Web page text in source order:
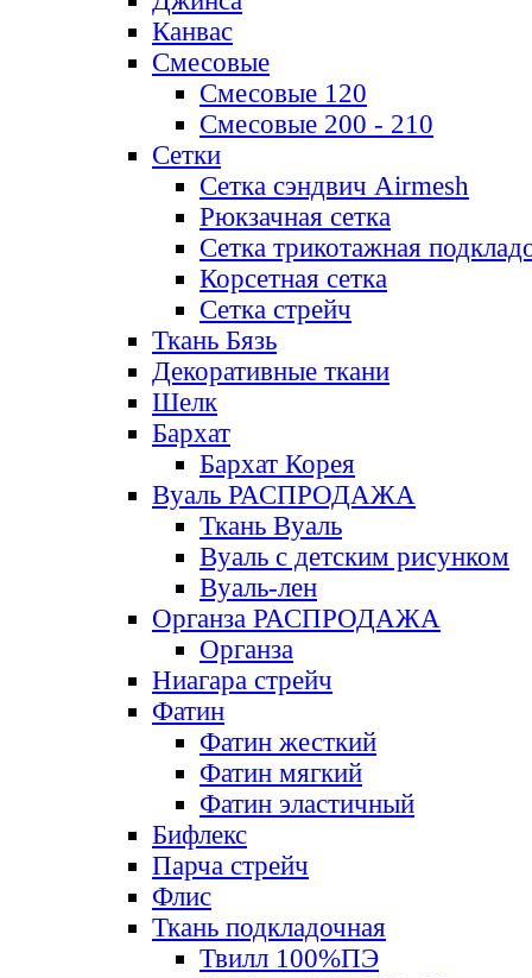
Канвас
Смесовые
Смесовые 120
Смесовые 200 - 210
Сетки
Сетка сэндвич Airmesh
Рюкзачная сетка
Сетка трикотажная
Корсетная сетка
Сетка стрейч
Ткань Бязь
Декоративные ткани
Шелк
Бархат
Бархат Корея
Вуаль РАСПРОДАЖА
Ткань Вуаль
Вуаль с детским рисунком
Вуаль-лен
Органза РАСПРОДАЖА
Органза
Ниагара стрейч
Фатин
Фатин жесткий
Фатин мягкий
Фатин элаcтичный
Бифлекс
Парча стрейч
Флис
Ткань подкладочная
Твилл 100%ПЭ